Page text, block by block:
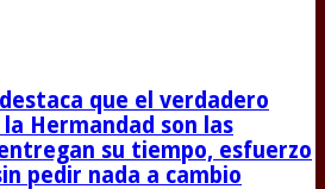
que el verdadero
Hermandad son las
su tiempo, esfuerzo
pedir nada a cambio